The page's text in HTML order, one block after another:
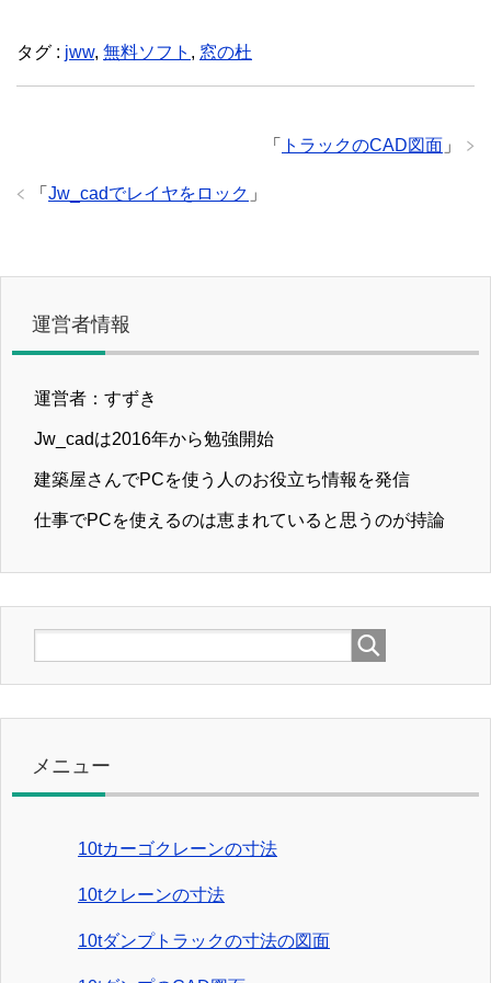
タグ : jww, 無料ソフト , 窓の杜
「 トラックのCAD図面 」
「 Jw_cadでレイヤをロック 」
運営者情報
運営者：すずき
Jw_cadは2016年から勉強開始
建築屋さんでPCを使う人のお役立ち情報を発信
仕事でPCを使えるのは恵まれていると思うのが持論
メニュー
10tカーゴクレーンの寸法
10tクレーンの寸法
10tダンプトラックの寸法の図面